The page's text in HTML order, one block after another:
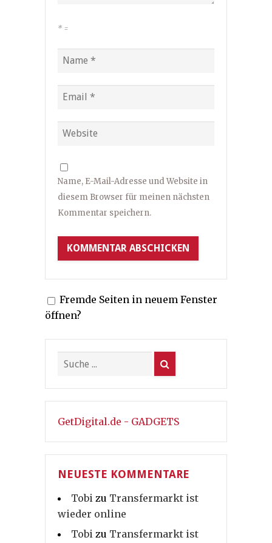
* =
Name, E-Mail-Adresse und Website in
diesem Browser für meinen nächsten
Kommentar speichern.
Fremde Seiten in neuem Fenster
öffnen?
GetDigital.de - GADGETS
NEUESTE KOMMENTARE
Tobi zu Transfermarkt ist
wieder online
Tobi zu Transfermarkt ist